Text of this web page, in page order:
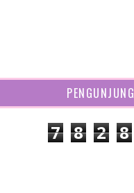
PENGUNJUNG
7 8 2 8